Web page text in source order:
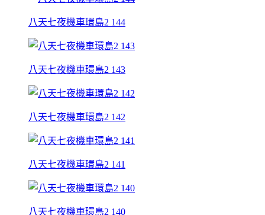
八天七夜機車環島2 144
八天七夜機車環島2 143
八天七夜機車環島2 142
八天七夜機車環島2 141
八天七夜機車環島2 140